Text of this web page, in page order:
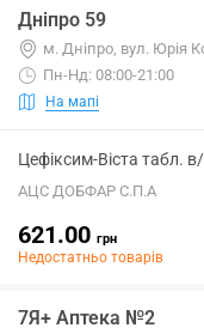
Дніпро 59
м. Дніпро, вул. Юрія
Пн-Нд: 08:00-21:00
На мапі
Цефіксим-Віста табл.
АЦС ДОБФАР С.П.А
621.00 грн
Недостатньо товарів
7Я+ Аптека №2